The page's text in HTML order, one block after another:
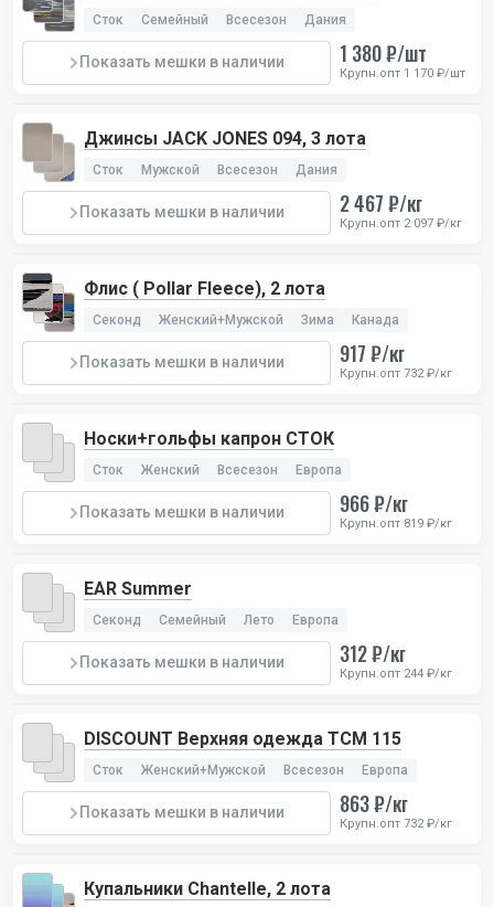
Сток Семейный Всесезон Дания
Показать мешки в наличии 1 380 ₽/шт
Крупн.опт 1 170 ₽/шт
Джинсы JACK JONES 094, 3 лота
Сток Мужской Всесезон Дания
Показать мешки в наличии 2 467 ₽/кг
Крупн.опт 2 097 ₽/кг
Флис ( Pollar Fleece), 2 лота
Секонд Женский+Мужской Зима Канада
Показать мешки в наличии 917 ₽/кг
Крупн.опт 732 ₽/кг
Носки+гольфы капрон СТОК
Сток Женский Всесезон Европа
Показать мешки в наличии 966 ₽/кг
Крупн.опт 819 ₽/кг
EAR Summer
Секонд Семейный Лето Европа
Показать мешки в наличии 312 ₽/кг
Крупн.опт 244 ₽/кг
DISCOUNT Верхняя одежда TCM 115
Сток Женский+Мужской Всесезон Европа
Показать мешки в наличии 863 ₽/кг
Крупн.опт 732 ₽/кг
Купальники Chantelle, 2 лота